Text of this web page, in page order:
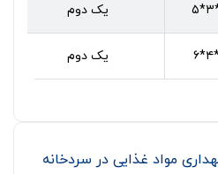
یک دوم
یک دوم
مواد غذایی در سردخانه